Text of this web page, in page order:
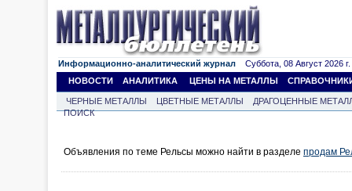
Информационно-аналитический журнал Суббота, 08 Август 2026 г.
НОВОСТИ
АНАЛИТИКА ЦЕНЫ НА МЕТАЛЛЫ
ЧЕРНЫЕ МЕТАЛЛЫ ЦВЕТНЫЕ МЕТАЛЛЫ
ДРАГОЦЕННЫЕ
ПОИСК
Объявления по теме Рельсы можно найти в разделе продам